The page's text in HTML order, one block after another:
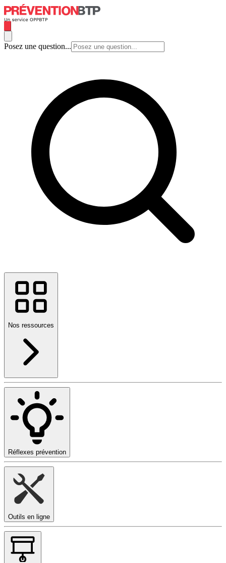
Posez une question...
Nos ressources
Réflexes prévention
Outils en ligne